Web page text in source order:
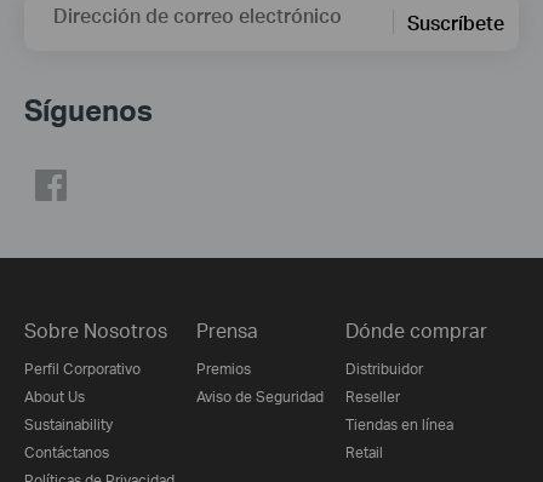
Dirección de correo electrónico Suscríbete
Síguenos
Sobre Nosotros
Perfil Corporativo
About Us
Sustainability
Contáctanos
Prensa
Premios
Aviso de Seguridad
Dónde comprar
Distribuidor
Reseller
Tiendas en línea
Retail